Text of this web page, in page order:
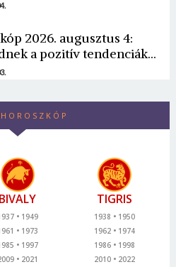
2026. augusztus 4:
a pozitív tendenciák...
BIVALY
1949
1973
1997
2021
TIGRIS
1938
1950
1962
1974
1986
1998
2010
2022